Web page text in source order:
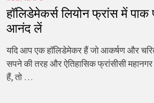
हॉलिडेमेकर्स लियोन फ्रांस में पाक
आनंद लें
यदि आप एक हॉलिडेमेकर हैं जो आकर्षण और
सपने की तरह और ऐतिहासिक फ्रांसीसी महानगर
हैं, तो …